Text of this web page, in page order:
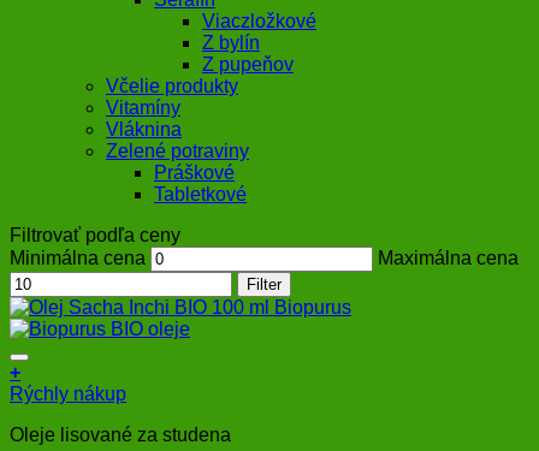
Viaczložkové
Z bylín
Z pupeňov
Včelie produkty
Vitamíny
Vláknina
Zelené potraviny
Práškové
Tabletkové
Filtrovať podľa ceny
Minimálna cena
Maximálna cena
Filter
+
Rýchly nákup
Oleje lisované za studena